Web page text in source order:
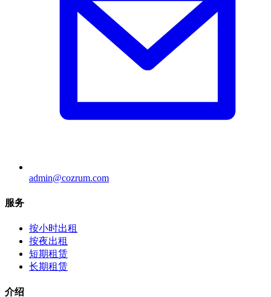
admin@cozrum.com
服务
按小时出租
按夜出租
短期租赁
长期租赁
介绍